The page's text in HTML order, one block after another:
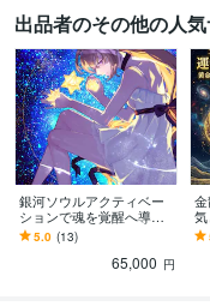
日本語教育能力検定試験 取
日本語文章能力検定 取得
精神保健福祉士 取得年 :
実用英語技能検定準1級 取
OMG認定UML技術者資格
fessional Fundamntal）
メンタル心理インストラク
メンタルケア心理士 取得
プログラミング言語・フレ
C:15年C#:15年 C#.NET:15年
JavaScript:15年Objective-
出品者のその他の人
銀河ソウルアクティベー
ションで魂を覚醒へ導き
ます Level311〜12次元超
越し魂を覚醒させる高次
5.0 (13)
65,000 円
し